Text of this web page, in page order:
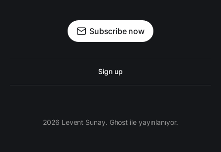
Subscribe now
Sign up
2026 Levent Sunay. Ghost ile yayınlanıyor.